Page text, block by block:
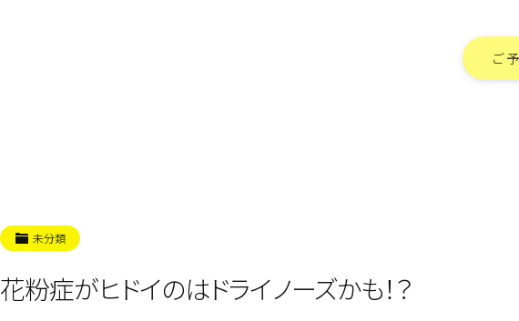
ご
未分類
花粉症がヒドイのはドライノーズかも！？